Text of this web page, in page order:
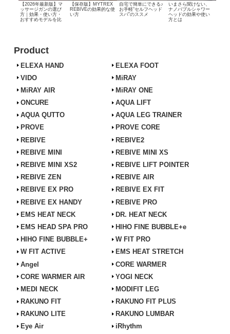
【2026年最新版】マ
ッサージガンの選び
方｜効果・使い方・
おすすめモデルを比
較
【保存版】MYTREX
REBIVEの効果的な使
い方
自宅で簡単にできる♪
お手軽“セルフヘッド
スパ”のススメ
いまさら聞けない、
ナノバブルシャワー
ヘッドの効果や使い
方とは
Product
ELEXA HAND
ELEXA FOOT
VIDO
MiRAY
MiRAY AIR
MiRAY ONE
ONCURE
AQUA LIFT
AQUA QUTTO
AQUA LEG TRAINER
PROVE
PROVE CORE
REBIVE
REBIVE2
REBIVE MINI
REBIVE MINI XS
REBIVE MINI XS2
REBIVE LIFT POINTER
REBIVE ZEN
REBIVE AIR
REBIVE EX PRO
REBIVE EX FIT
REBIVE EX HANDY
REBIVE PRO
EMS HEAT NECK
DR. HEAT NECK
EMS HEAD SPA PRO
HIHO FINE BUBBLE+e
HIHO FINE BUBBLE+
W FIT PRO
W FIT ACTIVE
EMS HEAT STRETCH
Angel
CORE WARMER
CORE WARMER AIR
YOGI NECK
MEDI NECK
MODIFIT LEG
RAKUNO FIT
RAKUNO FIT PLUS
RAKUNO LITE
RAKUNO LUMBAR
Eye Air
iRhythm